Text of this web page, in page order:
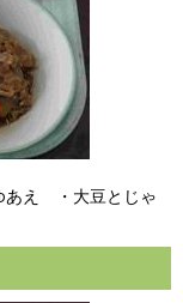
あえ ・大豆とじゃ